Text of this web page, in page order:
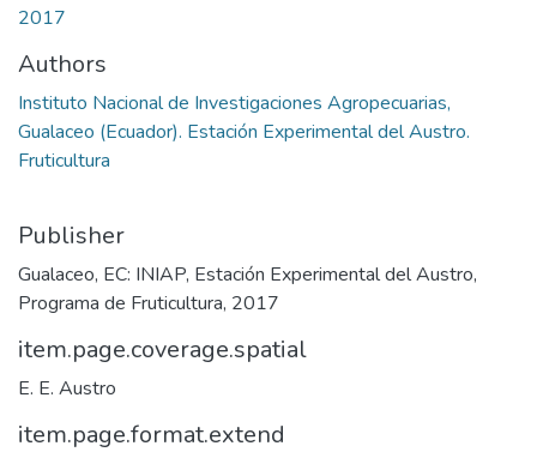
2017
Authors
Instituto Nacional de Investigaciones Agropecuarias,
Gualaceo (Ecuador). Estación Experimental del Austro.
Fruticultura
Publisher
Gualaceo, EC: INIAP, Estación Experimental del Austro,
Programa de Fruticultura, 2017
item.page.coverage.spatial
E. E. Austro
item.page.format.extend